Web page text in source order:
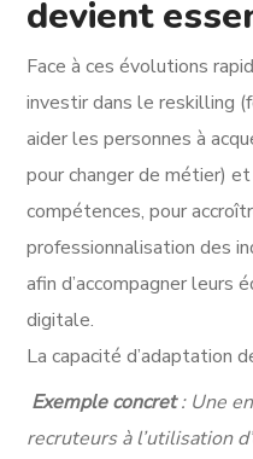
devient
Face à ces évolutions
investir dans le reskilling
aider les personnes à
pour changer de métier)
compétences, pour
professionnalisation des
afin d’accompagner leurs
digitale.
La capacité d’adaptation
Exemple concret: Une
recruteurs à l’utilisation